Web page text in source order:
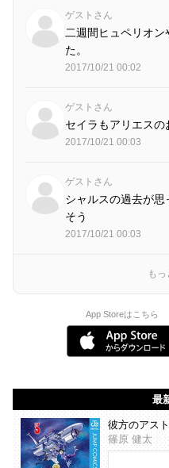
ゲストさん
二週間ヒュペリオ
た。
2017/10/21 00:02
ゲストさん
セイラもアリエス
2017/10/21 00:03
ゲストさん
シャルスの過去が思
そう
2017/10/21 00:03
も
App Storeはこちら
最
彼方のアス
篠原 健太